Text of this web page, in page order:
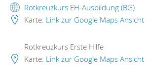
Rotkreuzkurs EH-Ausbildung (BG)
Karte: Link zur Google Maps Ansicht
Rotkreuzkurs Erste Hilfe
Karte: Link zur Google Maps Ansicht